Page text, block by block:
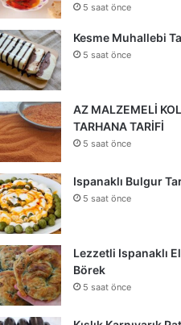
5 saat önce
Kesme Muhallebi
5 saat önce
AZ MALZEMELİ
TARHANA TARİFİ
5 saat önce
Ispanaklı Bulgur
5 saat önce
Lezzetli Ispanaklı
Börek
5 saat önce